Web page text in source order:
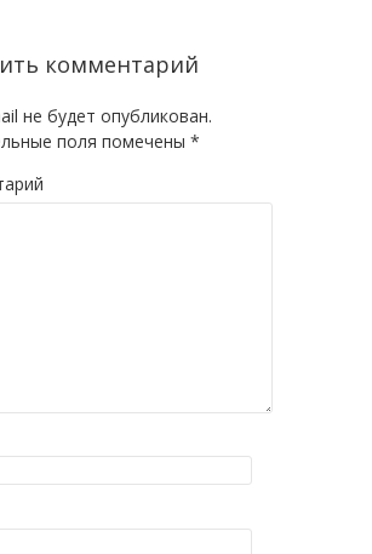
комментарий
не будет опубликован.
поля помечены *